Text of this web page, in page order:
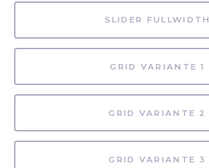
SLIDER FULLWIDTH
GRID VARIANTE 1
GRID VARIANTE 2
GRID VARIANTE 3